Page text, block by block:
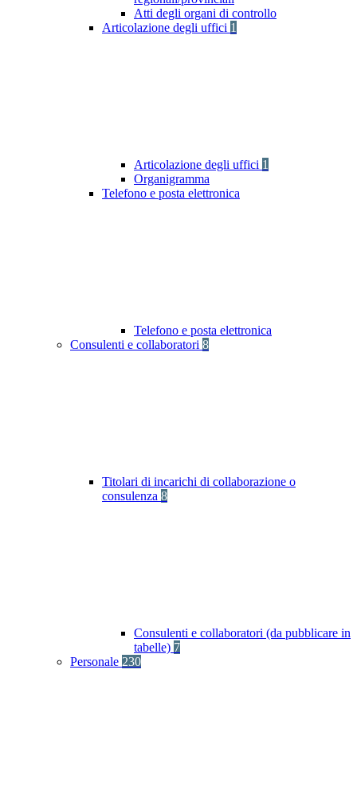
Atti degli organi di controllo
Articolazione degli uffici 1
Articolazione degli uffici 1
Organigramma
Telefono e posta elettronica
Telefono e posta elettronica
Consulenti e collaboratori 8
Titolari di incarichi di collaborazione o
consulenza 8
Consulenti e collaboratori (da pubblicare in
tabelle) 7
Personale 230